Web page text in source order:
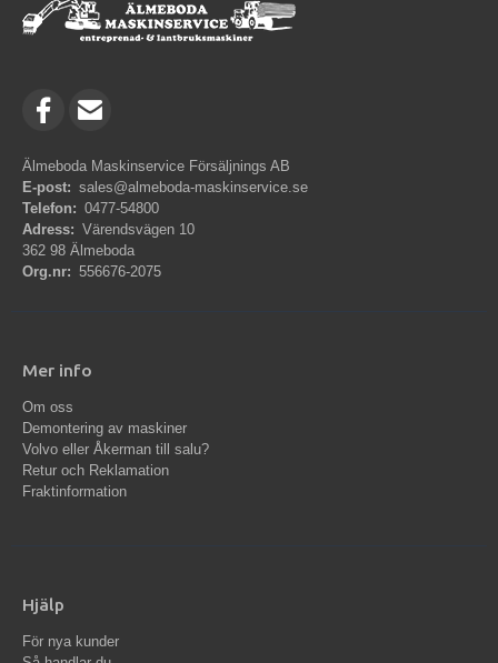
Älmeboda Maskinservice Försäljnings AB
E-post: sales@almeboda-maskinservice.se
Telefon: 0477-54800
Adress: Värendsvägen 10
362 98 Älmeboda
Org.nr: 556676-2075
Mer info
Om oss
Demontering av maskiner
Volvo eller Åkerman till salu?
Retur och Reklamation
Fraktinformation
Hjälp
För nya kunder